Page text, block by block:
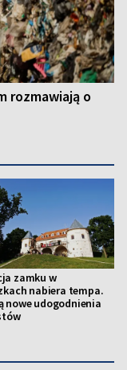
rozmawiają o
zamku w
nabiera tempa.
nowe udogodnienia